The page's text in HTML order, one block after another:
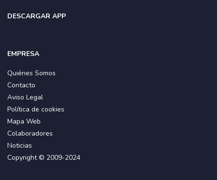
DESCARGAR APP
EMPRESA
Quiénes Somos
Contacto
Aviso Legal
Política de cookies
Mapa Web
Colaboradores
Noticias
Copyright © 2009-2024